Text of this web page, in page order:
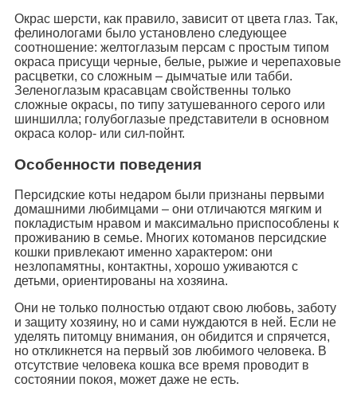
Окрас шерсти, как правило, зависит от цвета глаз. Так,
фелинологами было установлено следующее
соотношение: желтоглазым персам с простым типом
окраса присущи черные, белые, рыжие и черепаховые
расцветки, со сложным – дымчатые или табби.
Зеленоглазым красавцам свойственны только
сложные окрасы, по типу затушеванного серого или
шиншилла; голубоглазые представители в основном
окраса колор- или сил-пойнт.
Особенности поведения
Персидские коты недаром были признаны первыми
домашними любимцами – они отличаются мягким и
покладистым нравом и максимально приспособлены к
проживанию в семье. Многих котоманов персидские
кошки привлекают именно характером: они
незлопамятны, контактны, хорошо уживаются с
детьми, ориентированы на хозяина.
Они не только полностью отдают свою любовь, заботу
и защиту хозяину, но и сами нуждаются в ней. Если не
уделять питомцу внимания, он обидится и спрячется,
но откликнется на первый зов любимого человека. В
отсутствие человека кошка все время проводит в
состоянии покоя, может даже не есть.